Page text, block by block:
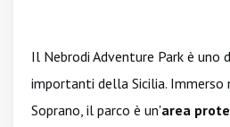
Il Nebrodi Adventure Park è uno
importanti della Sicilia. Immerso
Soprano, il parco è un'area